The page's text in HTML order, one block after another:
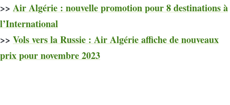
>> Air Algérie : nouvelle promotion pour 8 destinations à
l’International
>> Vols vers la Russie : Air Algérie affiche de nouveaux
prix pour novembre 2023